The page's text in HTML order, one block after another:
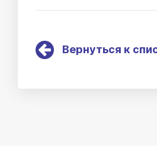
Вернуться к